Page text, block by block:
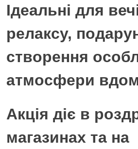
Ідеальні для
релаксу,
створення
атмосфери
Акція діє в
магазинах та на